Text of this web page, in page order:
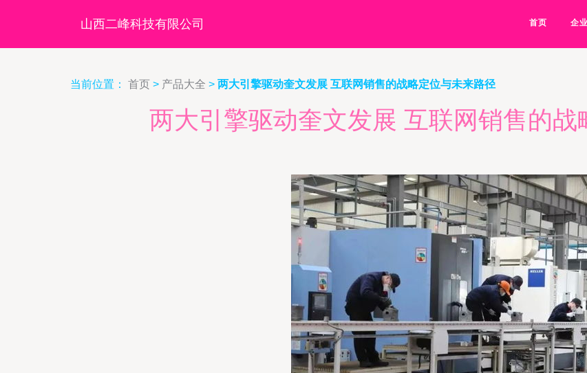
山西二峰科技有限公司 首页 企
当前位置： 首页 > 产品大全 > 两大引擎驱动奎文发展 互联网销售的战略定位与未来路径
两大引擎驱动奎文发展 互联网销售的战